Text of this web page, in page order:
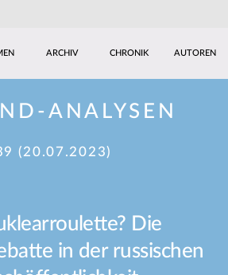
ARCHIV CHRONIK AUTOREN
ANALYSEN
(20.07.2023)
Die
in der russischen